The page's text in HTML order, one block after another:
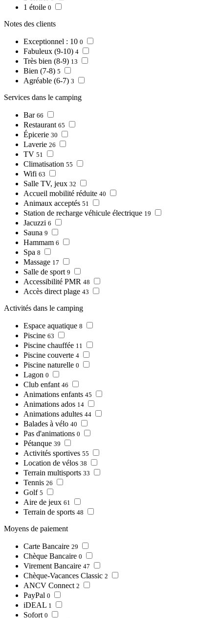
1 étoile 0
Notes des clients
Exceptionnel : 10 0
Fabuleux (9-10) 4
Très bien (8-9) 13
Bien (7-8) 5
Agréable (6-7) 3
Services dans le camping
Bar 66
Restaurant 65
Épicerie 30
Laverie 26
TV 51
Climatisation 55
Wifi 63
Salle TV, jeux 32
Accueil mobilité réduite 40
Animaux acceptés 51
Station de recharge véhicule électrique 19
Jacuzzi 6
Sauna 9
Hammam 6
Spa 8
Massage 17
Salle de sport 9
Accessibilité PMR 48
Accès direct plage 43
Activités dans le camping
Espace aquatique 8
Piscine 63
Piscine chauffée 11
Piscine couverte 4
Piscine naturelle 0
Lagon 0
Club enfant 46
Animations enfants 45
Animations ados 14
Animations adultes 44
Balades à vélo 40
Pas d'animations 0
Pétanque 39
Activités sportives 55
Location de vélos 38
Terrain multisports 33
Tennis 26
Golf 5
Aire de jeux 61
Terrain de sports 48
Moyens de paiement
Carte Bancaire 29
Chèque Bancaire 0
Virement Bancaire 47
Chèque-Vacances Classic 2
ANCV Connect 2
PayPal 0
iDEAL 1
Sofort 0